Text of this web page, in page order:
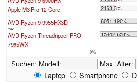
Apple M3 Pro 12-Core
2163 3%
...
AMD Ryzen 9 9955HX3D 6051 190%
max:
AMD Ryzen Threadripper PRO
7995WX
15842 658%
0%
Suchen: Modell: Max. Alter:
Laptop
Smartphone